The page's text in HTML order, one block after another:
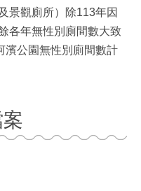
景觀廁所）除113年因
各年無性別廁間數大致
濱公園無性別廁間數計